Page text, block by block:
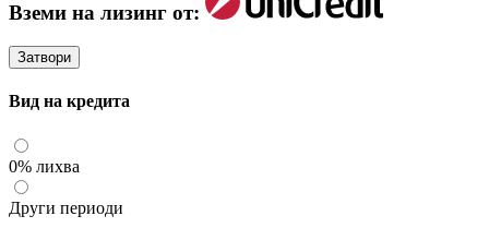
Вземи на лизинг от:
Затвори
Вид на кредита
0% лихва
Други периоди